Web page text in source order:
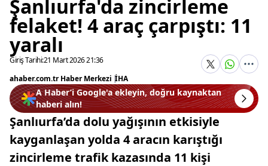
Şanlıurfa'da zincirleme
felaket! 4 araç çarpıştı: 11
yaralı
Giriş Tarihi:21 Mart 2026 21:36
ahaber.com.tr Haber Merkezi |İHA
A Haber’i Google'a ekleyin, doğru kaynaktan
haberi alın!
Şanlıurfa’da dolu yağışının etkisiyle
kayganlaşan yolda 4 aracın karıştığı
zincirleme trafik kazasında 11 kişi